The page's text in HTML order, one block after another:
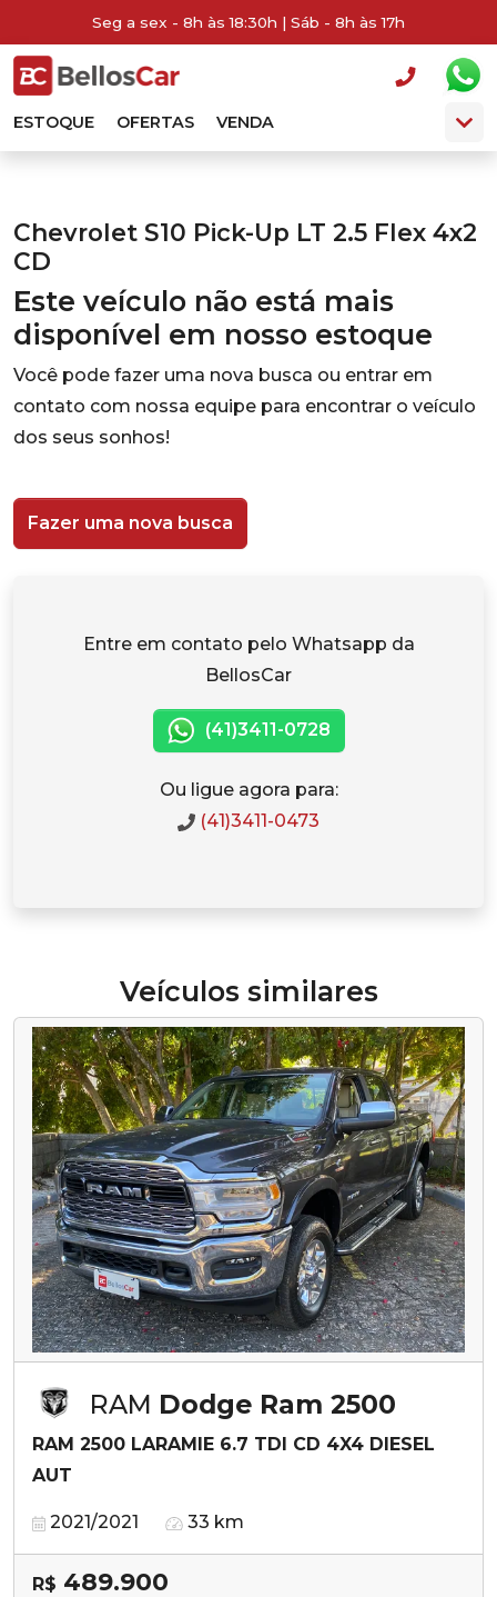
Seg a sex - 8h às 18:30h | Sáb - 8h às 17h
ESTOQUE OFERTAS VENDA
Chevrolet S10 Pick-Up LT 2.5 Flex 4x2
CD
Este veículo não está mais
disponível em nosso estoque
Você pode fazer uma nova busca ou entrar em
contato com nossa equipe para encontrar o veículo
dos seus sonhos!
Fazer uma nova busca
Entre em contato pelo Whatsapp da
BellosCar
(41)3411-0728
Ou ligue agora para:
(41)3411-0473
Veículos similares
RAM Dodge Ram 2500
RAM 2500 LARAMIE 6.7 TDI CD 4X4 DIESEL
AUT
2021/2021 33 km
R$ 489.900